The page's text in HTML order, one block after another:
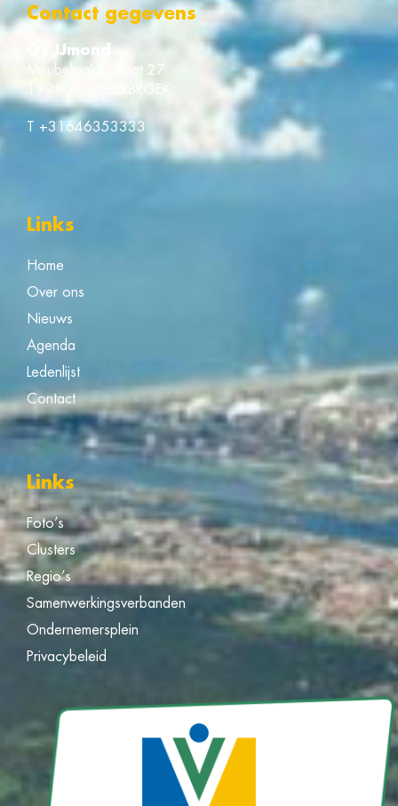
Contact gegevens
OV IJmond
Meubelmakerstraat 27
1991 JD VELSERBROEK
T +31646353333
Links
Home
Over ons
Nieuws
Agenda
Ledenlijst
Contact
Links
Foto’s
Clusters
Regio’s
Samenwerkingsverbanden
Ondernemersplein
Privacybeleid